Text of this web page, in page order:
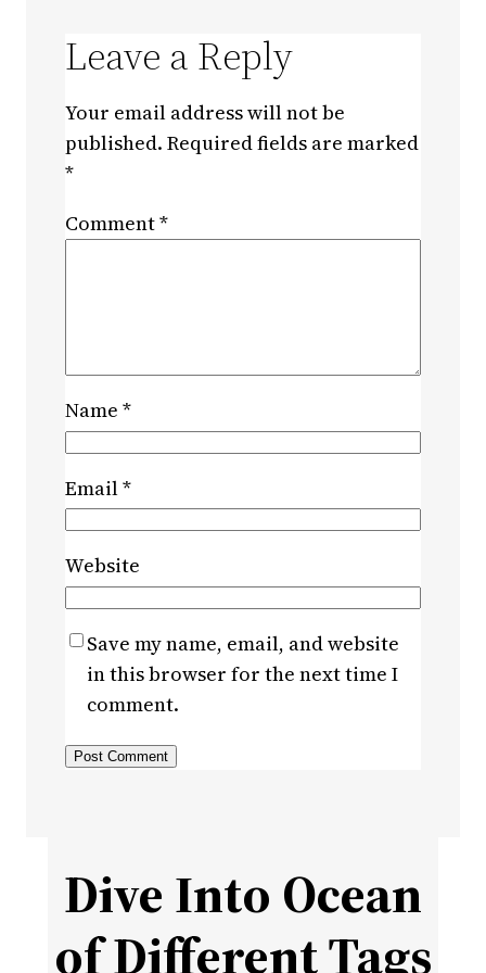
Leave a Reply
Your email address will not be
published. Required fields are marked
*
Comment*
Name *
Email*
Website
Save my name, email, and website
in this browser for the next time I
comment.
Dive Into Ocean
of Different Tags